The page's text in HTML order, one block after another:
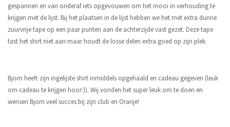
gespannen en van onderaf iets opgevouwen om het mooi in verhouding te
krijgen met de lijst. Bij het plaatsen in de lijst hebben we het met extra dunne
zuurvrije tape op een paar punten aan de achterzijde vast gezet. Deze tape
tast het shirt niet aan maar houdt de losse delen extra goed op zijn plek.
Bjorn heeft zijn ingelijste shirt inmiddels opgehaald en cadeau gegeven (leuk
om cadeau te krijgen hoor:)). Wij vonden het super leuk om te doen en
wensen Bjorn veel succes bij zijn club en Oranje!